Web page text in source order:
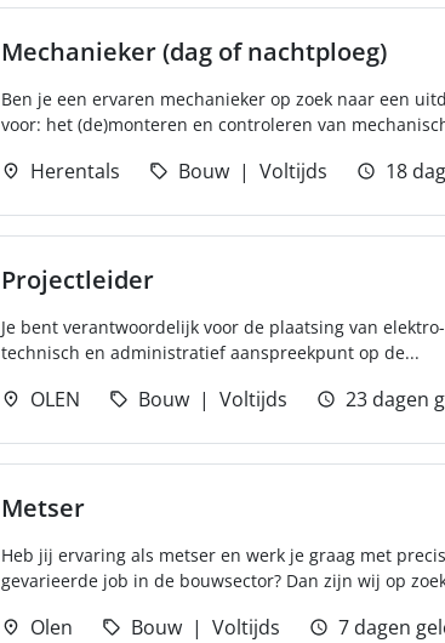
Mechanieker (dag of nachtploeg)
Ben je een ervaren mechanieker op zoek naar een
voor: het (de)monteren en controleren van
Herentals Bouw Voltijds 18
Projectleider
Je bent verantwoordelijk voor de plaatsing van
technisch en administratief aanspreekpunt op de...
OLEN Bouw Voltijds 23 dagen
Metser
Heb jij ervaring als metser en werk je graag met
gevarieerde job in de bouwsector? Dan zijn wij op
Olen Bouw Voltijds 7 dagen